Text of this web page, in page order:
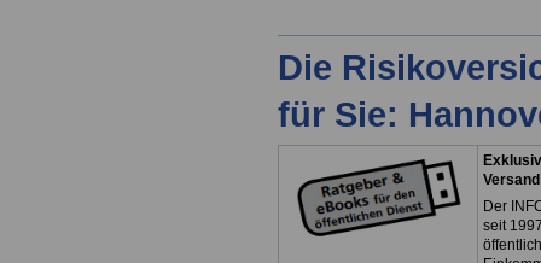
Die
für Sie:
Der
seit